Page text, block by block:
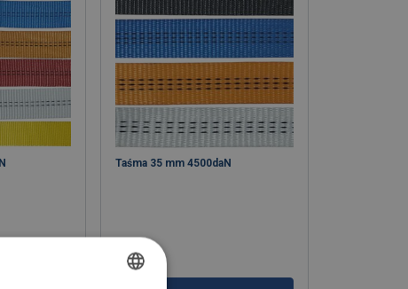
Taśma 35 mm 4500daN